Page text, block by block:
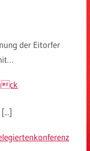
der Eitorfer